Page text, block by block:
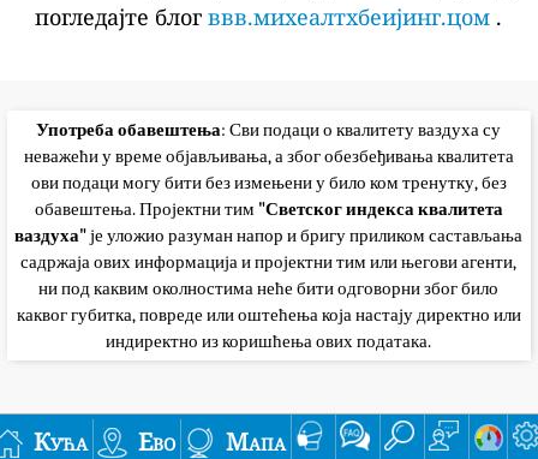
погледајте блогввв.михеалтхбеијинг.цом .
Употреба обавештења: Сви подаци о квалитету ваздуха су
неважећи у време објављивања, а због обезбеђивања квалитета
ови подаци могу бити без измењени у било ком тренутку, без
обавештења. Пројектни тим "Светског индекса квалитета
ваздуха"је уложио разуман напор и бригу приликом састављања
садржаја ових информација и пројектни тим или његови агенти,
ни под каквим околностима неће бити одговорни због било
каквог губитка, повреде или оштећења која настају директно или
индиректно из коришћења ових података.
Кућа Ево Мапа